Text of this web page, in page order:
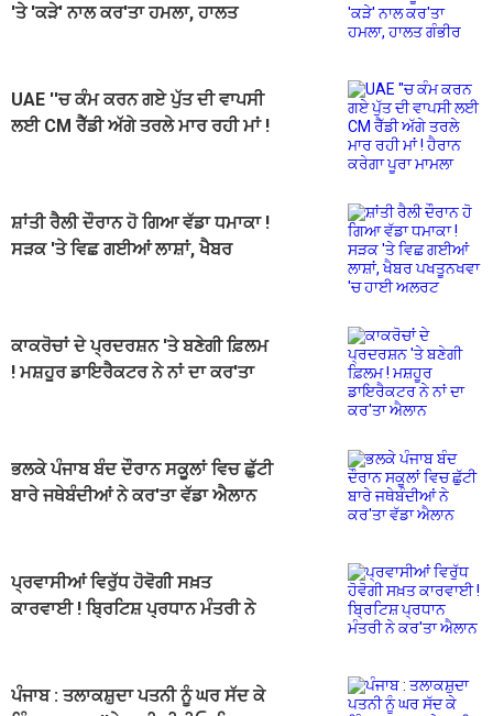
'ਤੇ 'ਕੜੇ' ਨਾਲ ਕਰ'ਤਾ ਹਮਲਾ, ਹਾਲਤ
UAE ''ਚ ਕੰਮ ਕਰਨ ਗਏ ਪੁੱਤ ਦੀ ਵਾਪਸੀ
ਲਈ CM ਰੈੱਡੀ ਅੱਗੇ ਤਰਲੇ ਮਾਰ ਰਹੀ ਮਾਂ !
ਸ਼ਾਂਤੀ ਰੈਲੀ ਦੌਰਾਨ ਹੋ ਗਿਆ ਵੱਡਾ ਧਮਾਕਾ !
ਸੜਕ 'ਤੇ ਵਿਛ ਗਈਆਂ ਲਾਸ਼ਾਂ, ਖੈਬਰ
ਕਾਕਰੋਚਾਂ ਦੇ ਪ੍ਰਦਰਸ਼ਨ 'ਤੇ ਬਣੇਗੀ ਫ਼ਿਲਮ
! ਮਸ਼ਹੂਰ ਡਾਇਰੈਕਟਰ ਨੇ ਨਾਂ ਦਾ ਕਰ'ਤਾ
ਭਲਕੇ ਪੰਜਾਬ ਬੰਦ ਦੌਰਾਨ ਸਕੂਲਾਂ ਵਿਚ ਛੁੱਟੀ
ਬਾਰੇ ਜਥੇਬੰਦੀਆਂ ਨੇ ਕਰ'ਤਾ ਵੱਡਾ ਐਲਾਨ
ਪ੍ਰਵਾਸੀਆਂ ਵਿਰੁੱਧ ਹੋਵੋਗੀ ਸਖ਼ਤ
ਕਾਰਵਾਈ ! ਬ੍ਰਿਟਿਸ਼ ਪ੍ਰਧਾਨ ਮੰਤਰੀ ਨੇ
ਪੰਜਾਬ : ਤਲਾਕਸ਼ੁਦਾ ਪਤਨੀ ਨੂੰ ਘਰ ਸੱਦ ਕੇ